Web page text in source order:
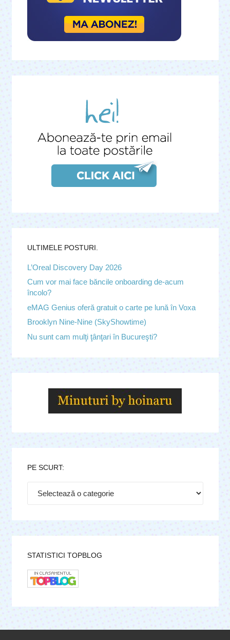
ULTIMELE POSTURI.
L’Oreal Discovery Day 2026
Cum vor mai face băncile onboarding de-acum
încolo?
eMAG Genius oferă gratuit o carte pe lună în Voxa
Brooklyn Nine-Nine (SkyShowtime)
Nu sunt cam mulţi ţânţari în Bucureşti?
PE SCURT:
STATISTICI TOPBLOG